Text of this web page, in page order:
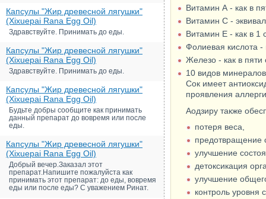
Капсулы "Жир древесной лягушки"
(Xixuepai Rana Egg Oil)
Здравствуйте. Принимать до еды.
Капсулы "Жир древесной лягушки"
(Xixuepai Rana Egg Oil)
Здравствуйте. Принимать до еды.
Капсулы "Жир древесной лягушки"
(Xixuepai Rana Egg Oil)
Будьте добры сообщите как принимать
данный препарат до вовремя или после
еды.
Капсулы "Жир древесной лягушки"
(Xixuepai Rana Egg Oil)
Добрый вечер.Заказал этот
препарат.Напишите пожалуйста как
принимать этот препарат: до еды, вовремя
еды или после еды? С уважением Ринат.
Витамин А - как в
Витамин C -
Витамин Е - как в 1
Фолиевая кислота -
Железо - как в пяти
10 видов
Сок имеет
проявления
Аодзиру также
потеря веса,
предотвращение
улучшение
детоксикация
улучшение
контроль уровня